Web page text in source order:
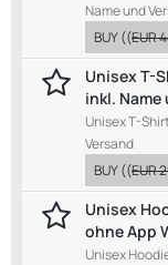
Name und
BUY((EUR
Unisex T-
inkl. Name
Unisex T-
Versand
BUY((EUR
Unisex
ohne App
Unisex